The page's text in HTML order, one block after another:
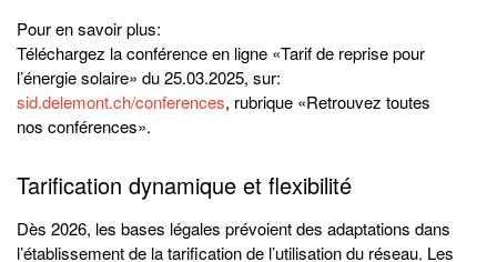
Pour en savoir plus:
Téléchargez la conférence en ligne «Tarif de reprise pour
l’énergie solaire» du 25.03.2025, sur:
sid.delemont.ch/conferences, rubrique «Retrouvez toutes
nos conférences».
Tarification dynamique et flexibilité
Dès 2026, les bases légales prévoient des adaptations dans
l’établissement de la tarification de l’utilisation du réseau. Les